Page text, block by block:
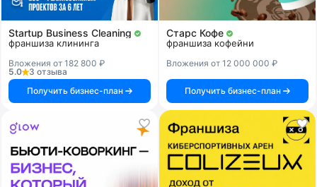
Startup Business Cleaning
франшиза клининга
Вложения от 182 800 ₽
5.0
3 отзыва
Получить бизнес-план
Старс Кофе
франшиза кофейни
Вложения от 12 000 000 ₽
Получить бизнес-план